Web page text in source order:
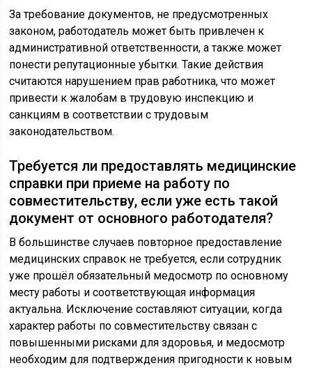
За требование документов, не предусмотренных
законом, работодатель может быть привлечен к
административной ответственности, а также может
понести репутационные убытки. Такие действия
считаются нарушением прав работника, что может
привести к жалобам в трудовую инспекцию и
санкциям в соответствии с трудовым
законодательством.
Требуется ли предоставлять медицинские
справки при приеме на работу по
совместительству, если уже есть такой
документ от основного работодателя?
В большинстве случаев повторное предоставление
медицинских справок не требуется, если сотрудник
уже прошёл обязательный медосмотр по основному
месту работы и соответствующая информация
актуальна. Исключение составляют ситуации, когда
характер работы по совместительству связан с
повышенными рисками для здоровья, и медосмотр
необходим для подтверждения пригодности к новым